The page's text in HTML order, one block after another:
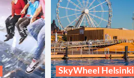
SkyWheel Helsinki